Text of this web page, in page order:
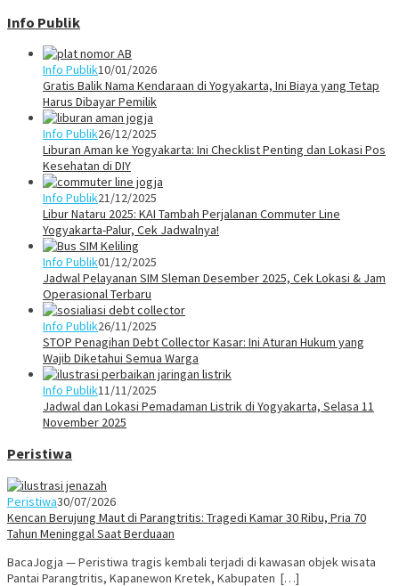
Info Publik
Info Publik10/01/2026
Gratis Balik Nama Kendaraan di Yogyakarta, Ini Biaya yang Tetap
Harus Dibayar Pemilik
Info Publik26/12/2025
Liburan Aman ke Yogyakarta: Ini Checklist Penting dan Lokasi Pos
Kesehatan di DIY
Info Publik21/12/2025
Libur Nataru 2025: KAI Tambah Perjalanan Commuter Line
Yogyakarta-Palur, Cek Jadwalnya!
Info Publik01/12/2025
Jadwal Pelayanan SIM Sleman Desember 2025, Cek Lokasi & Jam
Operasional Terbaru
Info Publik26/11/2025
STOP Penagihan Debt Collector Kasar: Ini Aturan Hukum yang
Wajib Diketahui Semua Warga
Info Publik11/11/2025
Jadwal dan Lokasi Pemadaman Listrik di Yogyakarta, Selasa 11
November 2025
Peristiwa
Peristiwa30/07/2026
Kencan Berujung Maut di Parangtritis: Tragedi Kamar 30 Ribu, Pria 70
Tahun Meninggal Saat Berduaan
BacaJogja — Peristiwa tragis kembali terjadi di kawasan objek wisata
Pantai Parangtritis, Kapanewon Kretek, Kabupaten […]